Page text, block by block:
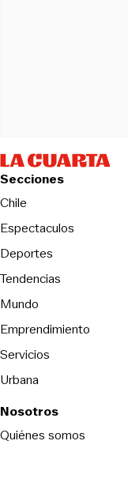
Secciones
Chile
Espectaculos
Deportes
Tendencias
Mundo
Emprendimiento
Servicios
Urbana
Nosotros
Quiénes somos